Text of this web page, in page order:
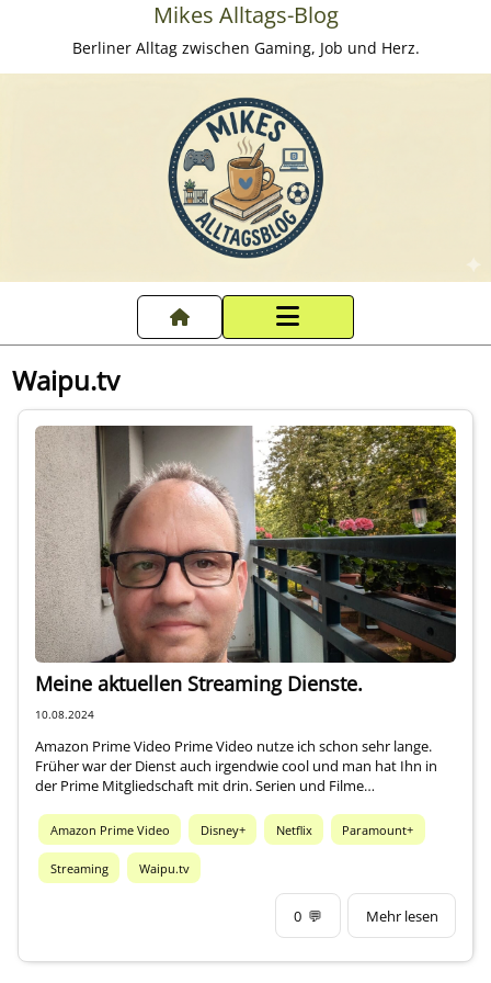
Mikes Alltags-Blog
Berliner Alltag zwischen Gaming, Job und Herz.
Startseite
Datenschutzerklärung
Impressum
Über mich
Waipu.tv
Meine aktuellen Streaming Dienste.
10.08.2024
Amazon Prime Video Prime Video nutze ich schon sehr lange.
Früher war der Dienst auch irgendwie cool und man hat Ihn in
der Prime Mitgliedschaft mit drin. Serien und Filme…
Amazon Prime Video Disney+ Netflix Paramount+
Streaming Waipu.tv
0 💬 Mehr lesen